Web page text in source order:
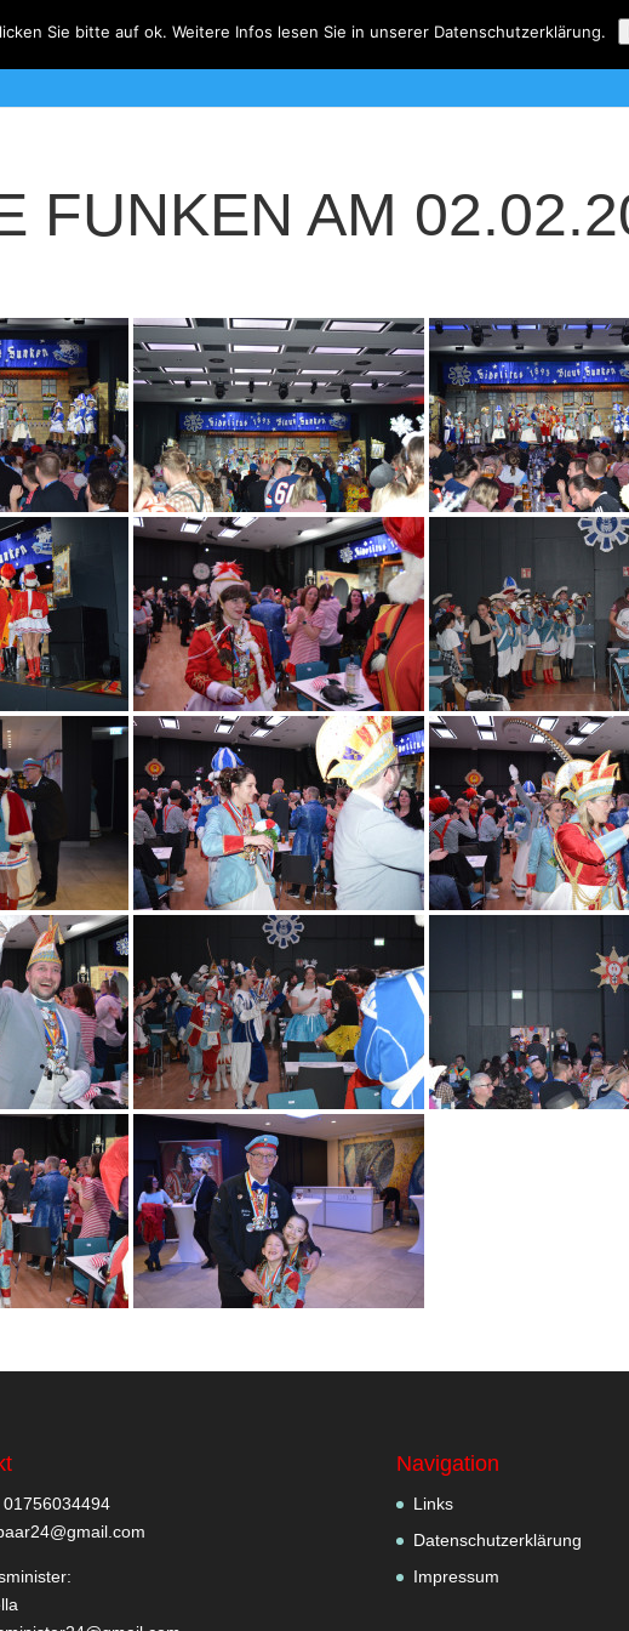
FUNKEN AM
01756034494
Navigation
Links
Datenschutzerklärung
Impressum
Sie bitte auf ok. Weitere Infos lesen Sie in unserer Datenschutzerklärung.